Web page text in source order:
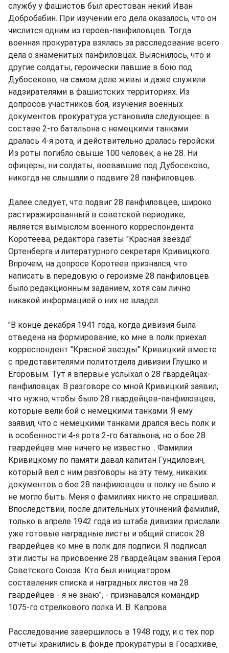
службу у фашистов был арестован некий Иван
Добробабин. При изучении его дела оказалось, что он
числится одним из героев-панфиловцев. Тогда
военная прокуратура взялась за расследование всего
дела о знаменитых панфиловцах. Выяснилось, что и
другие солдаты, героически павшие в бою под
Дубосеково, на самом деле живы и даже служили
надзирателями в фашистских территориях. Из
допросов участников боя, изучения военных
документов прокуратура установила следующее: в
составе 2-го батальона с немецкими танками
дралась 4-я рота, и действительно дралась геройски.
Из роты погибло свыше 100 человек, а не 28. Ни
офицеры, ни солдаты, воевавшие под Дубосеково,
никогда не слышали о подвиге 28 панфиловцев.
Далее следует, что подвиг 28 панфиловцев, широко
растиражированный в советской периодике,
является вымыслом военного корреспондента
Коротеева, редактора газеты "Красная звезда"
Ортенберга и литературного секретаря Кривицкого.
Впрочем, на допросе Коротеев признался, что
написать в передовую о героизме 28 панфиловцев
было редакционным заданием, хотя сам лично
никакой информацией о них не владел.
"В конце декабря 1941 года, когда дивизия была
отведена на формирование, ко мне в полк приехал
корреспондент "Красной звезды" Кривицкий вместе
с представителями политотдела дивизии Глушко и
Егоровым. Тут я впервые услыхал о 28 гвардейцах-
панфиловцах. В разговоре со мной Кривицкий заявил,
что нужно, чтобы было 28 гвардейцев-панфиловцев,
которые вели бой с немецкими танками. Я ему
заявил, что с немецкими танками дрался весь полк и
в особенности 4-я рота 2-го батальона, но о бое 28
гвардейцев мне ничего не известно… Фамилии
Кривицкому по памяти давал капитан Гундилович,
который вел с ним разговоры на эту тему, никаких
документов о бое 28 панфиловцев в полку не было и
не могло быть. Меня о фамилиях никто не спрашивал.
Впоследствии, после длительных уточнений фамилий,
только в апреле 1942 года из штаба дивизии прислали
уже готовые наградные листы и общий список 28
гвардейцев ко мне в полк для подписи. Я подписал
эти листы на присвоение 28 гвардейцам звания Героя
Советского Союза. Кто был инициатором
составления списка и наградных листов на 28
гвардейцев - я не знаю", - признавался командир
1075-го стрелкового полка И. В. Капрова
Расследование завершилось в 1948 году, и с тех пор
отчеты хранились в фонде прокуратуры в Госархиве,